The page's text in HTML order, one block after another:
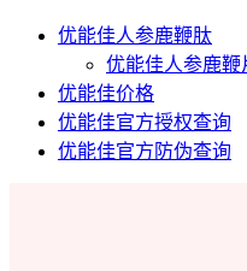
优能佳人参鹿鞭肽
优能佳人参鹿鞭
优能佳价格
优能佳官方授权查询
优能佳官方防伪查询